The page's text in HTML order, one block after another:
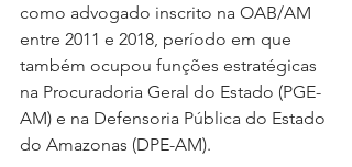
como advogado inscrito na OAB/AM
entre 2011 e 2018, período em que
também ocupou funções estratégicas
na Procuradoria Geral do Estado (PGE-
AM) e na Defensoria Pública do Estado
do Amazonas (DPE-AM).